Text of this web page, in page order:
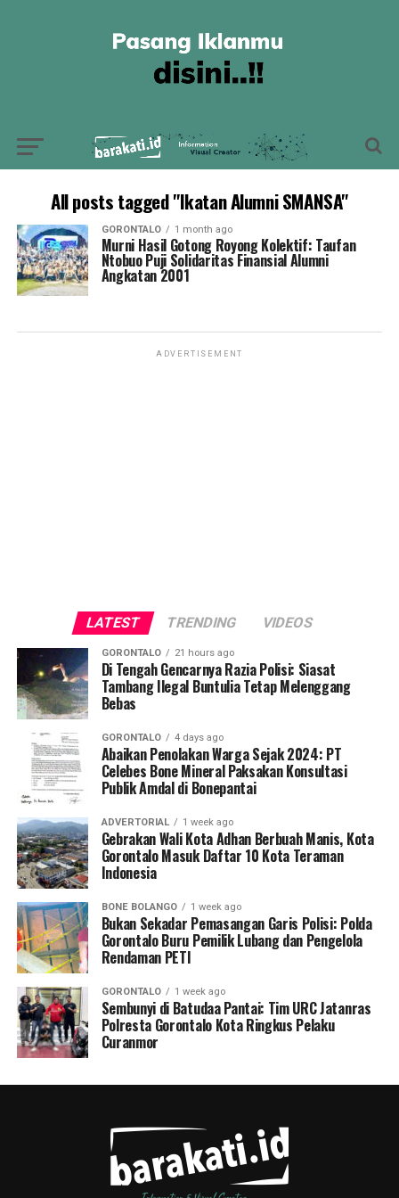
All posts tagged "Ikatan Alumni SMANSA"
GORONTALO 1 month ago
Murni Hasil Gotong Royong Kolektif: Taufan
Ntobuo Puji Solidaritas Finansial Alumni
Angkatan 2001
ADVERTISEMENT
LATEST TRENDING VIDEOS
GORONTALO 21 hours ago
Di Tengah Gencarnya Razia Polisi: Siasat
Tambang Ilegal Buntulia Tetap Melenggang
Bebas
GORONTALO 4 days ago
Abaikan Penolakan Warga Sejak 2024: PT
Celebes Bone Mineral Paksakan Konsultasi
Publik Amdal di Bonepantai
ADVERTORIAL 1 week ago
Gebrakan Wali Kota Adhan Berbuah Manis, Kota
Gorontalo Masuk Daftar 10 Kota Teraman
Indonesia
BONE BOLANGO 1 week ago
Bukan Sekadar Pemasangan Garis Polisi: Polda
Gorontalo Buru Pemilik Lubang dan Pengelola
Rendaman PETI
GORONTALO 1 week ago
Sembunyi di Batudaa Pantai: Tim URC Jatanras
Polresta Gorontalo Kota Ringkus Pelaku
Curanmor